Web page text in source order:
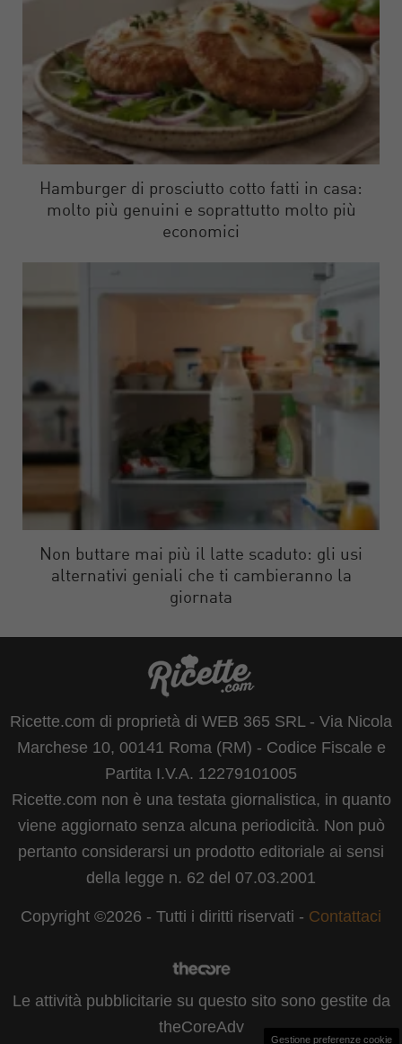
Hamburger di prosciutto cotto fatti in casa:
molto più genuini e soprattutto molto più
economici
Non buttare mai più il latte scaduto: gli usi
alternativi geniali che ti cambieranno la
giornata
Ricette.com di proprietà di WEB 365 SRL - Via Nicola
Marchese 10, 00141 Roma (RM) - Codice Fiscale e
Partita I.V.A. 12279101005
Ricette.com non è una testata giornalistica, in quanto
viene aggiornato senza alcuna periodicità. Non può
pertanto considerarsi un prodotto editoriale ai sensi
della legge n. 62 del 07.03.2001
Copyright ©2026 - Tutti i diritti riservati - Contattaci
Le attività pubblicitarie su questo sito sono gestite da
theCoreAdv
Gestione preferenze cookie